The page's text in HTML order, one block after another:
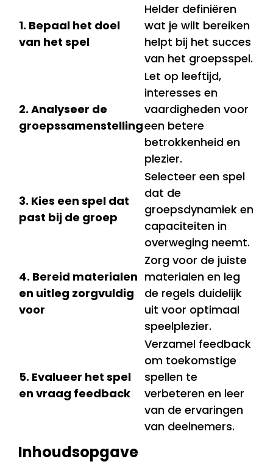
1. Bepaal het doel
van het spel
Helder definiëren
wat je wilt bereiken
helpt bij het succes
van het groepsspel.
2. Analyseer de
groepssamenstelling
Let op leeftijd,
interesses en
vaardigheden voor
een betere
betrokkenheid en
plezier.
3. Kies een spel dat
past bij de groep
Selecteer een spel
dat de
groepsdynamiek en
capaciteiten in
overweging neemt.
4. Bereid materialen
en uitleg zorgvuldig
voor
Zorg voor de juiste
materialen en leg
de regels duidelijk
uit voor optimaal
speelplezier.
5. Evalueer het spel
en vraag feedback
Verzamel feedback
om toekomstige
spellen te
verbeteren en leer
van de ervaringen
van deelnemers.
Inhoudsopgave